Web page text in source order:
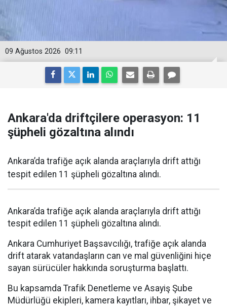
09:11
09 Ağustos 2026
Ankara'da driftçilere operasyon: 11
şüpheli gözaltına alındı
Ankara’da trafiğe açık alanda araçlarıyla drift attığı
tespit edilen 11 şüpheli gözaltına alındı.
Ankara’da trafiğe açık alanda araçlarıyla drift attığı
tespit edilen 11 şüpheli gözaltına alındı.
Ankara Cumhuriyet Başsavcılığı, trafiğe açık alanda
drift atarak vatandaşların can ve mal güvenliğini hiçe
sayan sürücüler hakkında soruşturma başlattı.
Bu kapsamda Trafik Denetleme ve Asayiş Şube
Müdürlüğü ekipleri, kamera kayıtları, ihbar, şikayet ve